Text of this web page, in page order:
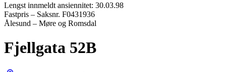
Lengst innmeldt ansiennitet: 30.03.98
Fastpris – Saksnr. F0431936
Ålesund – Møre og Romsdal
Fjellgata 52B